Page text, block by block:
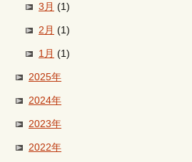
3月 (1)
2月 (1)
1月 (1)
2025年
2024年
2023年
2022年